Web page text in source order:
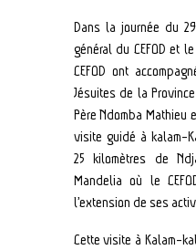
Dans la journée du
général du CEFOD et
CEFOD ont
Jésuites de la
Père Ndomba Mathieu
visite guidé à kalam-
25 kilomètres de
Mandelia où le
l’extension de ses
Cette visite à Kalam-